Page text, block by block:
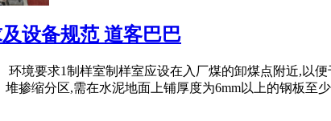
设备规范 道客巴巴
境要求1制样室制样室应设在入厂煤的卸煤点附近,以
掺缩分区,需在水泥地面上铺厚度为6mm以上的钢板至少